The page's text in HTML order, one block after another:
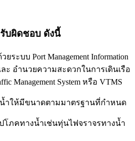
บผิดชอบ ดังนี้
ระบบ Port Management Information
ละ อำนวยความสะดวกในการเดินเรือ
Management System หรือ VTMS
ำให้มีขนาดตามมาตรฐานที่กำหนด
ภคทางน้ำเช่นทุ่นไฟจราจรทางน้ำ